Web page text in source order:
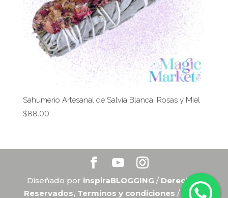
Sahumerio Artesanal de Salvia Blanca, Rosas y Miel
$88.00
Diseñado por inspiraBLOGGING / Derechos
Reservados, Terminos y condiciones / Aviso